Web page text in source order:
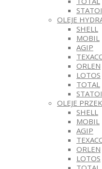
OLEJE
SHELL
MOBIL
AGIP
ORLEN
LOTOS
TOTAL
OLEJE
SHELL
MOBIL
AGIP
ORLEN
LOTOS